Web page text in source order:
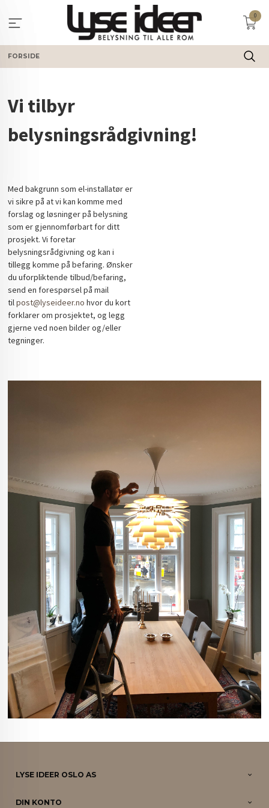
innholdet
0
FORSIDE
Vi tilbyr
belysningsrådgivning!
Med bakgrunn som el-installatør er
vi sikre på at vi kan komme med
forslag og løsninger på belysning
som er gjennomførbart for ditt
prosjekt. Vi foretar
belysningsrådgivning og kan i
tillegg komme på befaring. Ønsker
du uforpliktende tilbud/befaring,
send en forespørsel på mail
tilpost@lyseideer.no hvor du kort
forklarer om prosjektet, og legg
gjerne ved noen bilder og/eller
tegninger.
LYSE IDEER OSLO AS
DIN KONTO